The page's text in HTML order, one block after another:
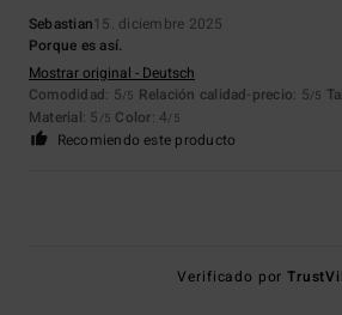
Sebastian15. diciembre 2025
Porque es así.
Mostrar original - Deutsch
Comodidad: 5/5 Relación calidad-precio: 5/5
Material: 5 /5 Color: 4/5
Recomiendo este producto
Verificado por